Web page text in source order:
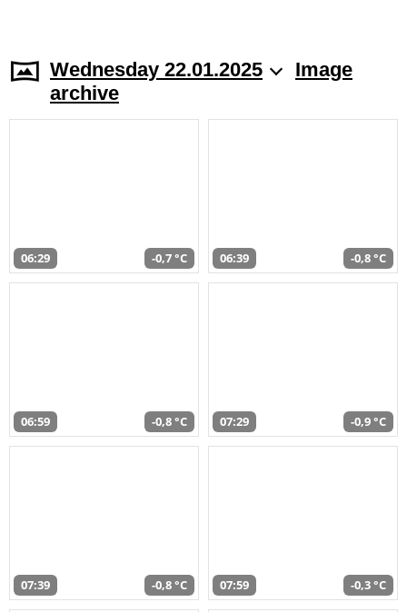
Wednesday 22.01.2025
Image
archive
06:29 -0,7 °C 06:39 -0,8 °C
06:59 -0,8 °C 07:29 -0,9 °C
07:39 -0,8 °C 07:59 -0,3 °C